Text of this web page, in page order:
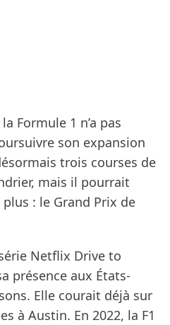
Formule 1 n’a pas
son expansion
trois courses de
mais il pourrait
: le Grand Prix de
Netflix Drive to
présence aux États-
Elle courait déjà sur
à Austin. En 2022, la F1